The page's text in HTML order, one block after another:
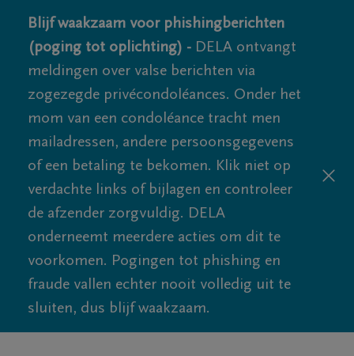
Blijf waakzaam voor phishingberichten
(poging tot oplichting) - DELA ontvangt
meldingen over valse berichten via
zogezegde privécondoléances. Onder het
mom van een condoléance tracht men
mailadressen, andere persoonsgegevens
of een betaling te bekomen. Klik niet op
verdachte links of bijlagen en controleer
de afzender zorgvuldig. DELA
onderneemt meerdere acties om dit te
voorkomen. Pogingen tot phishing en
fraude vallen echter nooit volledig uit te
sluiten, dus blijf waakzaam.